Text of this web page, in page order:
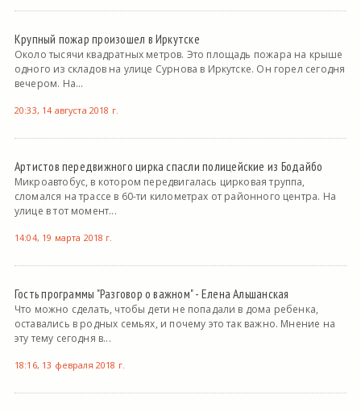
Крупный пожар произошел в Иркутске
Около тысячи квадратных метров. Это площадь пожара на крыше
одного из складов на улице Сурнова в Иркутске. Он горел сегодня
вечером. На...
20:33, 14 августа 2018 г.
Артистов передвижного цирка спасли полицейские из Бодайбо
Микроавтобус, в котором передвигалась цирковая труппа,
сломался на трассе в 60-ти километрах от районного центра. На
улице в тот момент...
14:04, 19 марта 2018 г.
Гость программы "Разговор о важном" - Елена Альшанская
Что можно сделать, чтобы дети не попадали в дома ребенка,
оставались в родных семьях, и почему это так важно. Мнение на
эту тему сегодня в...
18:16, 13 февраля 2018 г.